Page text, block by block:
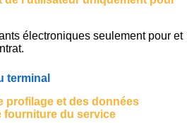
électroniques seulement pour et
terminal
profilage et des données
fourniture du service